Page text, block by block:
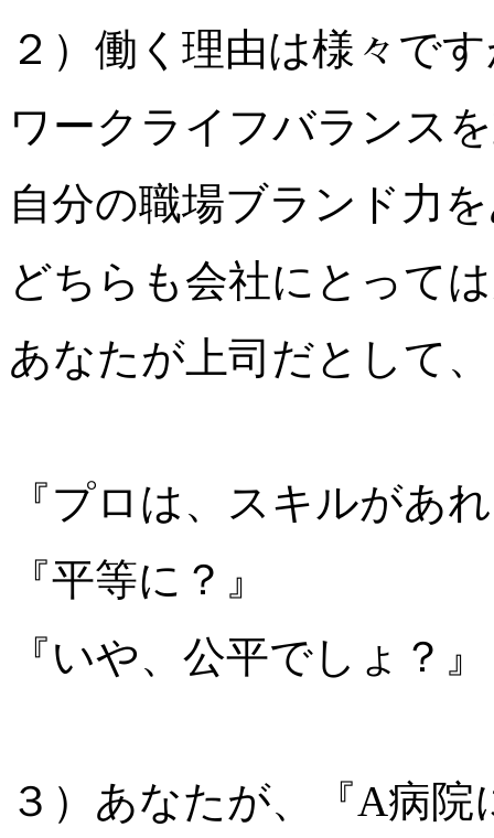
２）働く理由は様々で
ワークライフバランス
自分の職場ブランド力
どちらも会社にとって
あなたが上司だとして
『プロは、スキルがあ
『平等に？』
『いや、公平でしょ？』
３）あなたが、『A病